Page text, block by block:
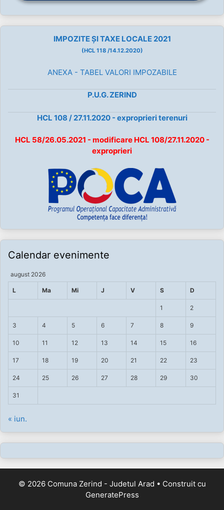
IMPOZITE ȘI TAXE LOCALE 2021
(HCL 118 /14.12.2020)
ANEXA - TABEL VALORI IMPOZABILE
P.U.G. ZERIND
HCL 108 / 27.11.2020 - exproprieri terenuri
HCL 58/26.05.2021 - modificare HCL 108/27.11.2020 -
exproprieri
Calendar evenimente
august 2026
L Ma Mi J V S D
1 2
3 4 5 6 7 8 9
10 11 12 13 14 15 16
17 18 19 20 21 22 23
24 25 26 27 28 29 30
31
« iun.
© 2026 Comuna Zerind - Judetul Arad • Construit cu
GeneratePress